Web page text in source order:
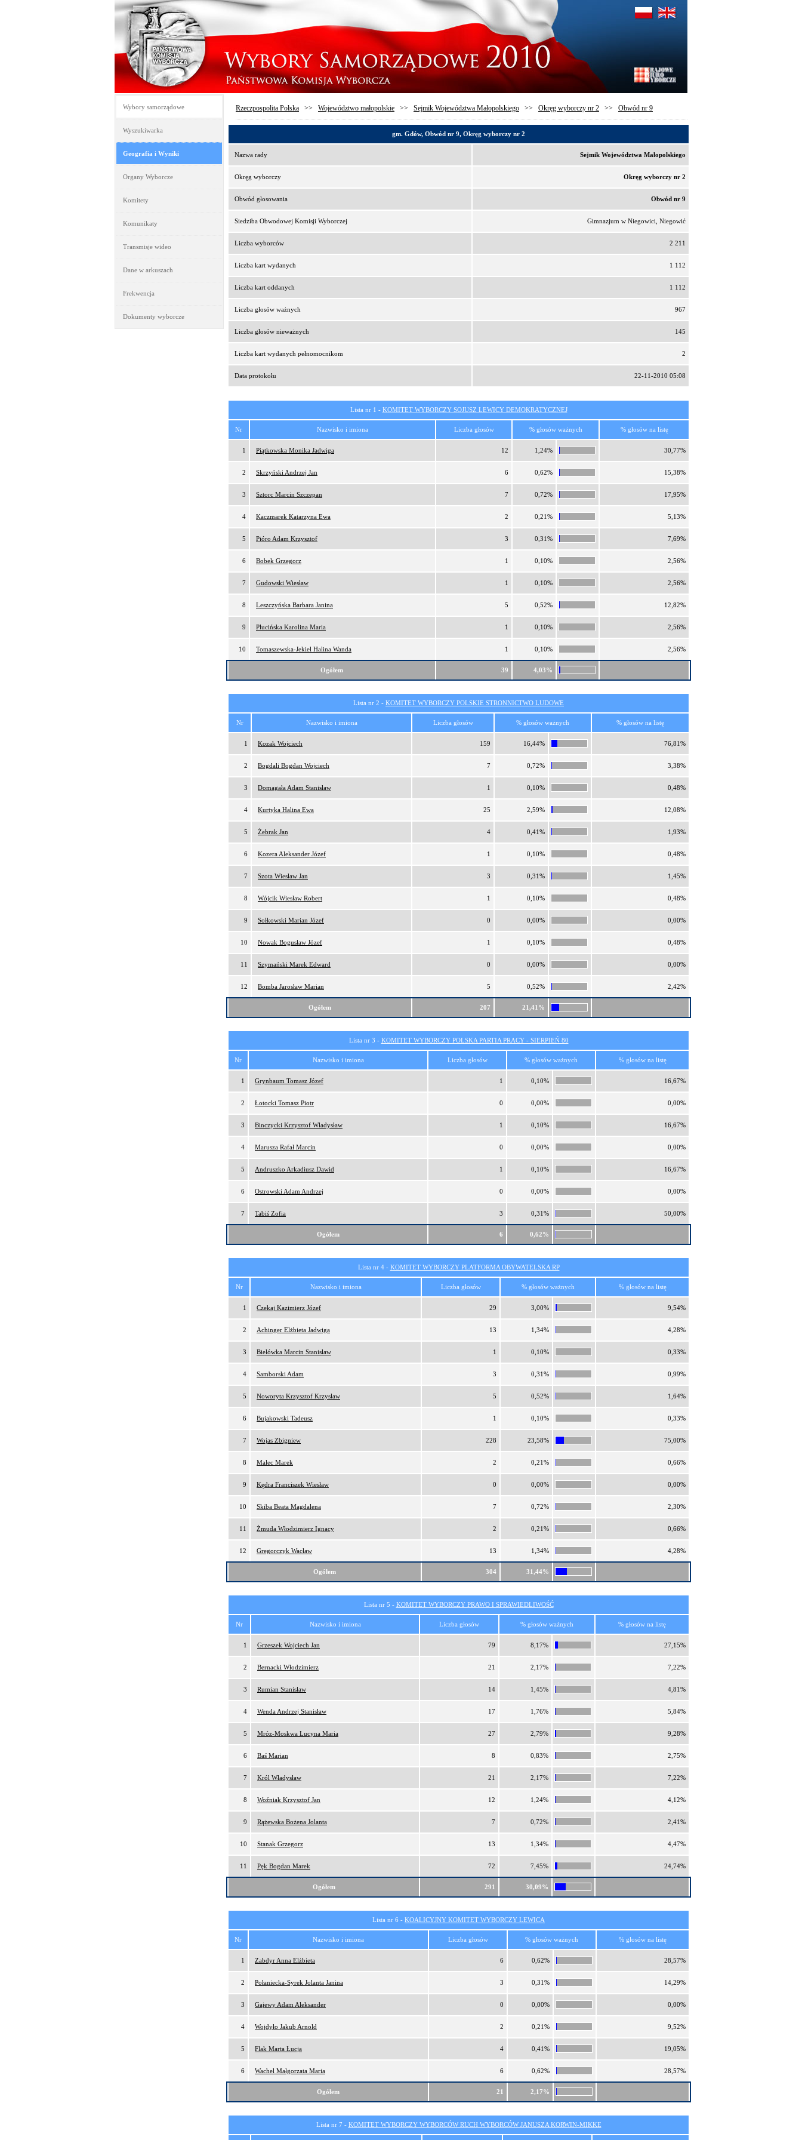
Wybory samorządowe
Wyszukiwarka
Geografia i Wyniki
Organy Wyborcze
Komitety
Komunikaty
Transmisje wideo
Dane w arkuszach
Frekwencja
Dokumenty wyborcze
Rzeczpospolita Polska >> Województwo małopolskie >> Sejmik Województwa Małopolskiego >> Okręg wyborczy nr 2 >> Obwód nr 9
gm. Gdów, Obwód nr 9, Okręg wyborczy nr 2
Nazwa rady Sejmik Województwa Małopolskiego
Okręg wyborczy Okręg wyborczy nr 2
Obwód głosowania Obwód nr 9
Siedziba Obwodowej Komisji Wyborczej Gimnazjum w Niegowici, Niegowić
Liczba wyborców 2 211
Liczba kart wydanych 1 112
Liczba kart oddanych 1 112
Liczba głosów ważnych 967
Liczba głosów nieważnych 145
Liczba kart wydanych pełnomocnikom 2
Data protokołu 22-11-2010 05:08
Lista nr 1 - KOMITET WYBORCZY SOJUSZ LEWICY DEMOKRATYCZNEJ
Nr Nazwisko i imiona Liczba głosów % głosów ważnych % głosów na listę
1 Piątkowska Monika Jadwiga 12 1,24% 30,77%
2 Skrzyński Andrzej Jan 6 0,62% 15,38%
3 Sztorc Marcin Szczepan 7 0,72% 17,95%
4 Kaczmarek Katarzyna Ewa 2 0,21% 5,13%
5 Pióro Adam Krzysztof 3 0,31% 7,69%
6 Bobek Grzegorz 1 0,10% 2,56%
7 Gudowski Wiesław 1 0,10% 2,56%
8 Leszczyńska Barbara Janina 5 0,52% 12,82%
9 Plucińska Karolina Maria 1 0,10% 2,56%
10 Tomaszewska-Jekiel Halina Wanda 1 0,10% 2,56%
Ogółem 39 4,03%
Lista nr 2 - KOMITET WYBORCZY POLSKIE STRONNICTWO LUDOWE
Nr Nazwisko i imiona Liczba głosów % głosów ważnych % głosów na listę
1 Kozak Wojciech 159 16,44% 76,81%
2 Bogdali Bogdan Wojciech 7 0,72% 3,38%
3 Domagała Adam Stanisław 1 0,10% 0,48%
4 Kurtyka Halina Ewa 25 2,59% 12,08%
5 Żebrak Jan 4 0,41% 1,93%
6 Kozera Aleksander Józef 1 0,10% 0,48%
7 Szota Wiesław Jan 3 0,31% 1,45%
8 Wójcik Wiesław Robert 1 0,10% 0,48%
9 Sołkowski Marian Józef 0 0,00% 0,00%
10 Nowak Bogusław Józef 1 0,10% 0,48%
11 Szymański Marek Edward 0 0,00% 0,00%
12 Bomba Jarosław Marian 5 0,52% 2,42%
Ogółem 207 21,41%
Lista nr 3 - KOMITET WYBORCZY POLSKA PARTIA PRACY - SIERPIEŃ 80
Nr Nazwisko i imiona Liczba głosów % głosów ważnych % głosów na listę
1 Grynbaum Tomasz Józef 1 0,10% 16,67%
2 Łotocki Tomasz Piotr 0 0,00% 0,00%
3 Binczycki Krzysztof Władysław 1 0,10% 16,67%
4 Marusza Rafał Marcin 0 0,00% 0,00%
5 Andruszko Arkadiusz Dawid 1 0,10% 16,67%
6 Ostrowski Adam Andrzej 0 0,00% 0,00%
7 Tabiś Zofia 3 0,31% 50,00%
Ogółem 6 0,62%
Lista nr 4 - KOMITET WYBORCZY PLATFORMA OBYWATELSKA RP
Nr Nazwisko i imiona Liczba głosów % głosów ważnych % głosów na listę
1 Czekaj Kazimierz Józef 29 3,00% 9,54%
2 Achinger Elżbieta Jadwiga 13 1,34% 4,28%
3 Bielówka Marcin Stanisław 1 0,10% 0,33%
4 Samborski Adam 3 0,31% 0,99%
5 Noworyta Krzysztof Krzysław 5 0,52% 1,64%
6 Bujakowski Tadeusz 1 0,10% 0,33%
7 Wojas Zbigniew 228 23,58% 75,00%
8 Malec Marek 2 0,21% 0,66%
9 Kędra Franciszek Wiesław 0 0,00% 0,00%
10 Skiba Beata Magdalena 7 0,72% 2,30%
11 Żmuda Włodzimierz Ignacy 2 0,21% 0,66%
12 Gregorczyk Wacław 13 1,34% 4,28%
Ogółem 304 31,44%
Lista nr 5 - KOMITET WYBORCZY PRAWO I SPRAWIEDLIWOŚĆ
Nr Nazwisko i imiona Liczba głosów % głosów ważnych % głosów na listę
1 Grzeszek Wojciech Jan 79 8,17% 27,15%
2 Bernacki Włodzimierz 21 2,17% 7,22%
3 Rumian Stanisław 14 1,45% 4,81%
4 Wenda Andrzej Stanisław 17 1,76% 5,84%
5 Mróz-Moskwa Lucyna Maria 27 2,79% 9,28%
6 Baś Marian 8 0,83% 2,75%
7 Król Władysław 21 2,17% 7,22%
8 Woźniak Krzysztof Jan 12 1,24% 4,12%
9 Rążewska Bożena Jolanta 7 0,72% 2,41%
10 Stanak Grzegorz 13 1,34% 4,47%
11 Pęk Bogdan Marek 72 7,45% 24,74%
Ogółem 291 30,09%
Lista nr 6 - KOALICYJNY KOMITET WYBORCZY LEWICA
Nr Nazwisko i imiona Liczba głosów % głosów ważnych % głosów na listę
1 Zabdyr Anna Elżbieta 6 0,62% 28,57%
2 Połaniecka-Syrek Jolanta Janina 3 0,31% 14,29%
3 Gajewy Adam Aleksander 0 0,00% 0,00%
4 Wojdyło Jakub Arnold 2 0,21% 9,52%
5 Flak Marta Łucja 4 0,41% 19,05%
6 Wachel Małgorzata Maria 6 0,62% 28,57%
Ogółem 21 2,17%
Lista nr 7 - KOMITET WYBORCZY WYBORCÓW RUCH WYBORCÓW JANUSZA KORWIN-MIKKE